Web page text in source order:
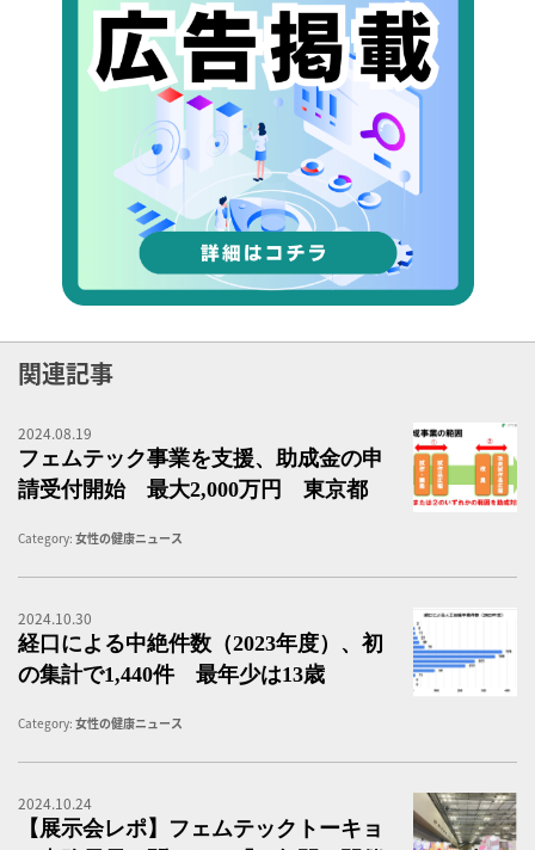
関連記事
2024.08.19
フェムテック事業を支援、助成金の申
請受付開始 最大2,000万円 東京都
Category: 女性の健康ニュース
2024.10.30
経口による中絶件数（2023年度）、初
の集計で1,440件 最年少は13歳
Category: 女性の健康ニュース
2024.10.24
【展示会レポ】フェムテックトーキョ